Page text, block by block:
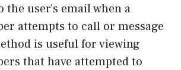
user’s email when a
attempts to call or message
is useful for viewing
that have attempted to